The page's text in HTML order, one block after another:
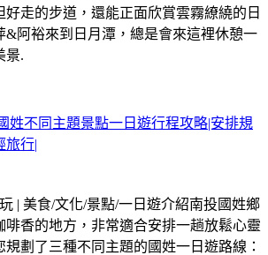
走的步道，還能正面欣賞雲霧繚繞的日
&阿裕來到日月潭，總是會來這裡休憩一
景.
姓不同主題景點一日遊行程攻略|安排規
旅行|
| 美食/文化/景點/一日遊介紹南投國姓鄉
啡香的地方，非常適合安排一趟放鬆心靈
劃了三種不同主題的國姓一日遊路線：